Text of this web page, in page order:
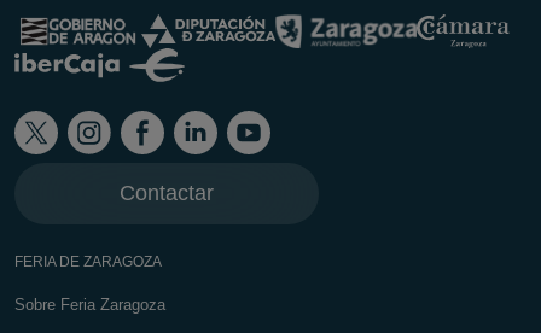
Contactar
FERIA DE ZARAGOZA
Sobre Feria Zaragoza